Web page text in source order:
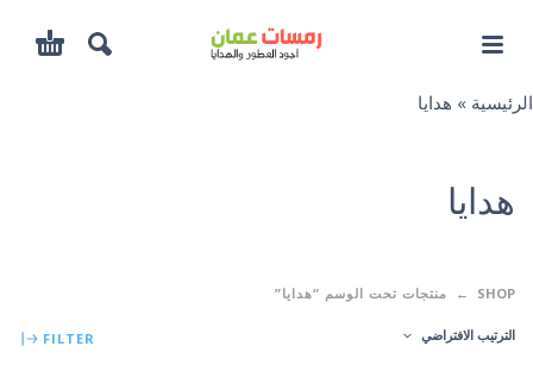
الرئيسية » هدايا
هدايا
SHOP منتجات تحت الوسم “هدايا”
الترتيب الافتراضي FILTER